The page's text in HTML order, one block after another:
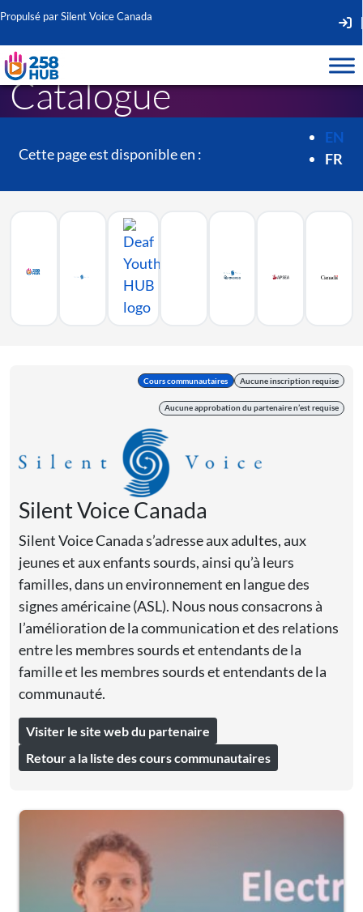
Propulsé par Silent Voice Canada
Catalogue
Cette page est disponible en :
EN
FR
Cours communautaires Aucune inscription requise
Aucune approbation du partenaire n’est requise
Silent Voice Canada
Silent Voice Canada s’adresse aux adultes, aux
jeunes et aux enfants sourds, ainsi qu’à leurs
familles, dans un environnement en langue des
signes américaine (ASL). Nous nous consacrons à
l’amélioration de la communication et des relations
entre les membres sourds et entendants de la
famille et les membres sourds et entendants de la
communauté.
Visiter le site web du partenaire
Retour a la liste des cours communautaires